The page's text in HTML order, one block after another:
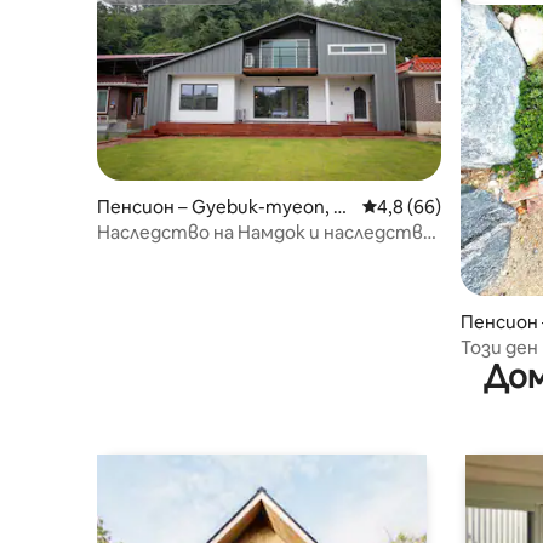
Пенсион – Gyebuk-myeon, Ja
ngsu
Средна оценка: 4,8
4,8 (66)
Наследство на Намдок и наследство
Пенсион
Този ден